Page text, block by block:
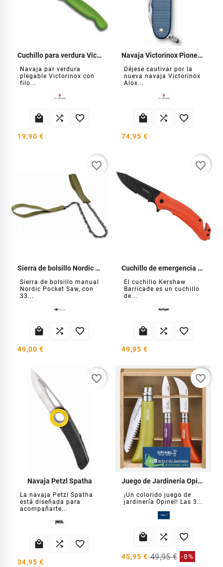
Cuchillo para verdura Victorinox
Navaja par verdura
plegable Victorinox con
filo...
  
19,90 €
Navaja Victorinox Pioneer X EL 2026
Déjese cautivar por la
nueva navaja Victorinox
Alox...
  
74,95 €
Sierra de bolsillo Nordic Pocket Bushcraft
Sierra de bolsillo manual
Nordic Pocket Saw, con
33...
  
49,00 €
favorite_border
Cuchillo de emergencia Barricade
El cuchillo Kershaw
Barricade es un cuchillo
de...
  
49,95 €
favorite_border
Navaja Petzl Spatha
La navaja Petzl Spatha
está diseñada para
acompañarte...
  
34,95 €
favorite_border
Juego de Jardinería Opinel
¡Un colorido juego de
jardinería Opinel! Las 3...
  
45,95 € 49,95 € -8%
favorite_border